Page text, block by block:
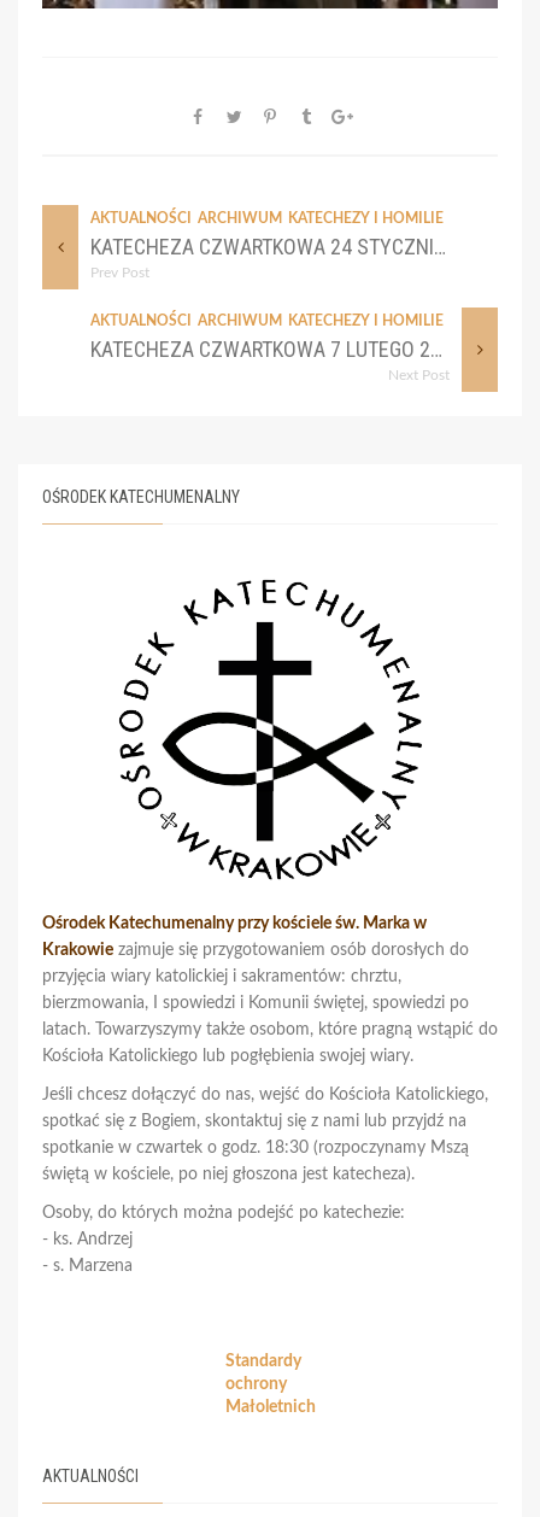
AKTUALNOŚCI ARCHIWUM KATECHEZY I HOMILIE
KATECHEZA CZWARTKOWA 24 STYCZNIA 2019 R.
Prev Post
AKTUALNOŚCI ARCHIWUM KATECHEZY I HOMILIE
KATECHEZA CZWARTKOWA 7 LUTEGO 2019 R.
Next Post
OŚRODEK KATECHUMENALNY
Ośrodek Katechumenalny przy kościele św. Marka w
Krakowie zajmuje się przygotowaniem osób dorosłych do
przyjęcia wiary katolickiej i sakramentów: chrztu,
bierzmowania, I spowiedzi i Komunii świętej, spowiedzi po
latach. Towarzyszymy także osobom, które pragną wstąpić do
Kościoła Katolickiego lub pogłębienia swojej wiary.
Jeśli chcesz dołączyć do nas, wejść do Kościoła Katolickiego,
spotkać się z Bogiem, skontaktuj się z nami lub przyjdź na
spotkanie w czwartek o godz. 18:30 (rozpoczynamy Mszą
świętą w kościele, po niej głoszona jest katecheza).
Osoby, do których można podejść po katechezie:
- ks. Andrzej
- s. Marzena
Standardy
ochrony
Małoletnich
AKTUALNOŚCI